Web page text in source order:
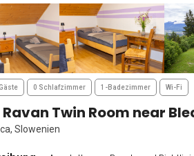
0 Schlafzimmer 1-Badezimmer Wi-Fi
Twin Room near
Slowenien